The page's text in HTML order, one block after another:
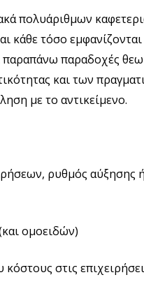
πολυάριθμων
κάθε τόσο
παραπάνω παραδοχές
και των
με το αντικείμενο.
ρυθμός
ομοειδών)
στις